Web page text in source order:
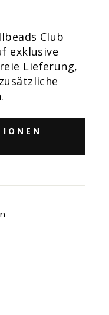
Club
exklusive
Lieferung,